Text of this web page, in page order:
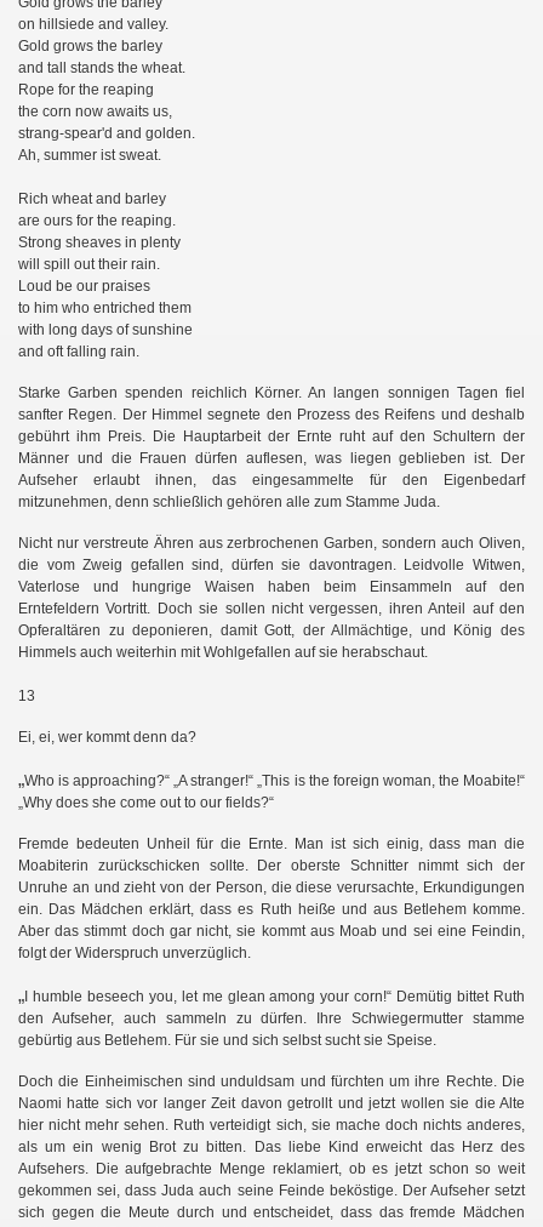
on hillsiede and valley.
Gold grows the barley
and tall stands the wheat.
Rope for the reaping
the corn now awaits us,
strang-spear'd and golden.
Ah, summer ist sweat.
Rich wheat and barley
are ours for the reaping.
Strong sheaves in plenty
will spill out their rain.
Loud be our praises
to him who entriched them
with long days of sunshine
and oft falling rain.
Starke Garben spenden reichlich Körner. An langen sonnigen Tagen fiel
sanfter Regen. Der Himmel segnete den Prozess des Reifens und deshalb
gebührt ihm Preis. Die Hauptarbeit der Ernte ruht auf den Schultern der
Männer und die Frauen dürfen auflesen, was liegen geblieben ist. Der
Aufseher erlaubt ihnen, das eingesammelte für den Eigenbedarf
mitzunehmen, denn schließlich gehören alle zum Stamme Juda.
Nicht nur verstreute Ähren aus zerbrochenen Garben, sondern auch Oliven,
die vom Zweig gefallen sind, dürfen sie davontragen. Leidvolle Witwen,
Vaterlose und hungrige Waisen haben beim Einsammeln auf den
Erntefeldern Vortritt. Doch sie sollen nicht vergessen, ihren Anteil auf den
Opferaltären zu deponieren, damit Gott, der Allmächtige, und König des
Himmels auch weiterhin mit Wohlgefallen auf sie herabschaut.
13
Ei, ei, wer kommt denn da?
„Who is approaching?“ „A stranger!“ „This is the foreign woman, the Moabite!“
„Why does she come out to our fields?“
Fremde bedeuten Unheil für die Ernte. Man ist sich einig, dass man die
Moabiterin zurückschicken sollte. Der oberste Schnitter nimmt sich der
Unruhe an und zieht von der Person, die diese verursachte, Erkundigungen
ein. Das Mädchen erklärt, dass es Ruth heiße und aus Betlehem komme.
Aber das stimmt doch gar nicht, sie kommt aus Moab und sei eine Feindin,
folgt der Widerspruch unverzüglich.
„ I humble beseech you, let me glean among your corn!“ Demütig bittet Ruth
den Aufseher, auch sammeln zu dürfen. Ihre Schwiegermutter stamme
gebürtig aus Betlehem. Für sie und sich selbst sucht sie Speise.
Doch die Einheimischen sind unduldsam und fürchten um ihre Rechte. Die
Naomi hatte sich vor langer Zeit davon getrollt und jetzt wollen sie die Alte
hier nicht mehr sehen. Ruth verteidigt sich, sie mache doch nichts anderes,
als um ein wenig Brot zu bitten. Das liebe Kind erweicht das Herz des
Aufsehers. Die aufgebrachte Menge reklamiert, ob es jetzt schon so weit
gekommen sei, dass Juda auch seine Feinde beköstige. Der Aufseher setzt
sich gegen die Meute durch und entscheidet, dass das fremde Mädchen